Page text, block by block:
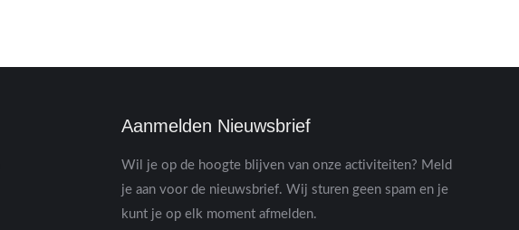
Aanmelden Nieuwsbrief
Wil je op de hoogte blijven van onze activiteiten? Meld
je aan voor de nieuwsbrief. Wij sturen geen spam en je
kunt je op elk moment afmelden.